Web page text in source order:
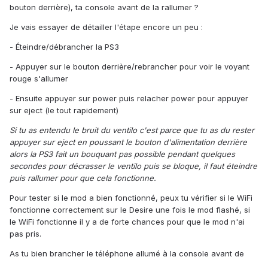
bouton derrière), ta console avant de la rallumer ?
Je vais essayer de détailler l'étape encore un peu :
- Éteindre/débrancher la PS3
- Appuyer sur le bouton derrière/rebrancher pour voir le voyant
rouge s'allumer
- Ensuite appuyer sur power puis relacher power pour appuyer
sur eject (le tout rapidement)
Si tu as entendu le bruit du ventilo c'est parce que tu as du rester
appuyer sur eject en poussant le bouton d'alimentation derrière
alors la PS3 fait un bouquant pas possible pendant quelques
secondes pour décrasser le ventilo puis se bloque, il faut éteindre
puis rallumer pour que cela fonctionne.
Pour tester si le mod a bien fonctionné, peux tu vérifier si le WiFi
fonctionne correctement sur le Desire une fois le mod flashé, si
le WiFi fonctionne il y a de forte chances pour que le mod n'ai
pas pris.
As tu bien brancher le téléphone allumé à la console avant de